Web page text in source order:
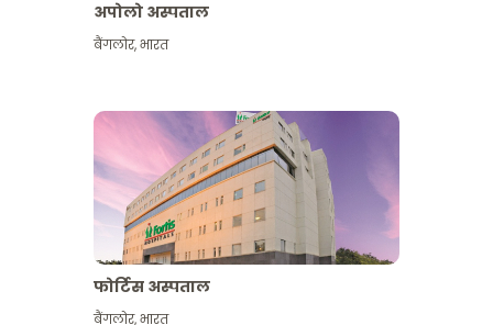
अपोलो अस्पताल
बैंगलोर,भारत
फोर्टिस अस्पताल
बैंगलोर,भारत